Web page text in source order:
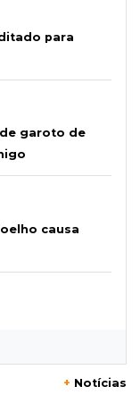
para
garoto de
causa
+ Notícias